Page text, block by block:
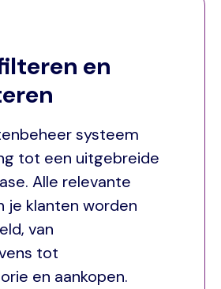
en
systeem
tot een uitgebreide
Alle relevante
je klanten worden
van
tot
en aankopen.